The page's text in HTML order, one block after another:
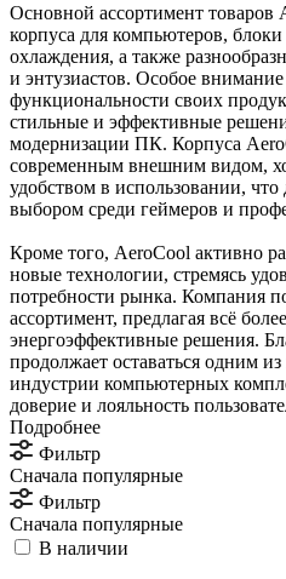
Основной ассортимент товаров
корпуса для компьютеров,
охлаждения, а также
и энтузиастов. Особое
функциональности своих
стильные и эффективные
модернизации ПК. Корпуса
современным внешним видом,
удобством в использовании,
выбором среди геймеров и
Кроме того, AeroCool активно
новые технологии, стремясь
потребности рынка. Компания
ассортимент, предлагая всё
энергоэффективные решения.
продолжает оставаться одним
индустрии компьютерных
доверие и лояльность
Подробнее
Фильтр
Сначала популярные
Фильтр
Сначала популярные
В наличии